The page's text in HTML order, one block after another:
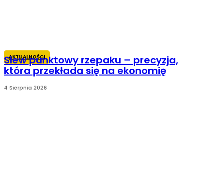
AKTUALNOŚCI
Siew punktowy rzepaku – precyzja,
która przekłada się na ekonomię
4 Sierpnia 2026